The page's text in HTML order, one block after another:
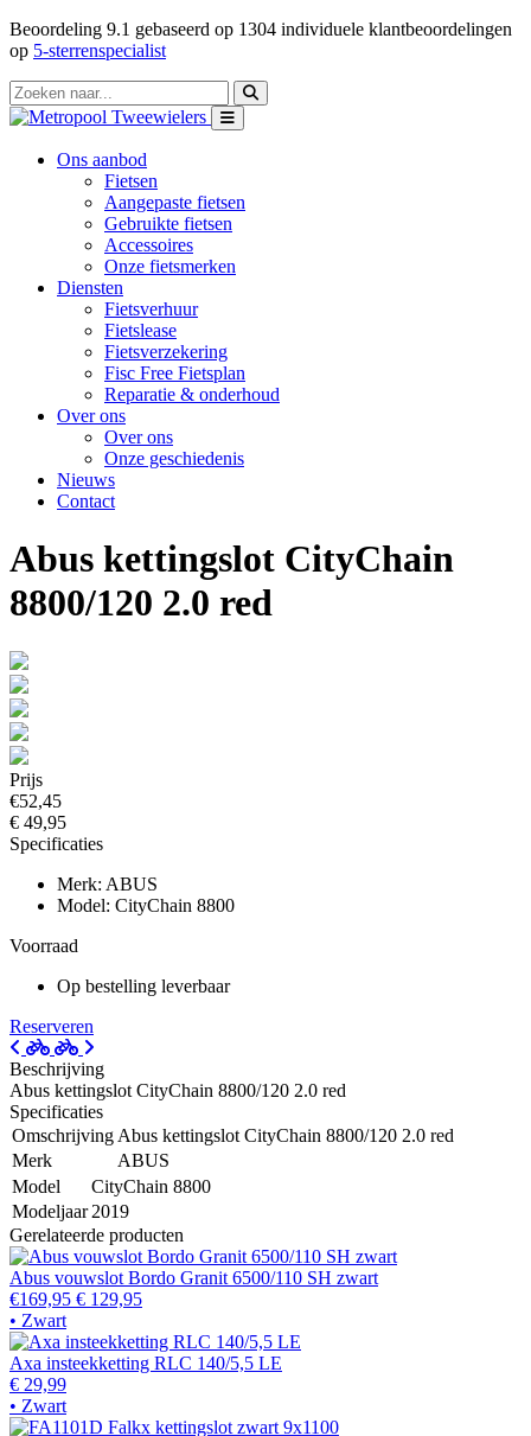
Beoordeling 9.1 gebaseerd op 1304 individuele klantbeoordelingen
op 5-sterrenspecialist
Ons aanbod
Fietsen
Aangepaste fietsen
Gebruikte fietsen
Accessoires
Onze fietsmerken
Diensten
Fietsverhuur
Fietslease
Fietsverzekering
Fisc Free Fietsplan
Reparatie & onderhoud
Over ons
Over ons
Onze geschiedenis
Nieuws
Contact
Abus kettingslot CityChain
8800/120 2.0 red
Prijs
€52,45
€ 49,95
Specificaties
Merk: ABUS
Model: CityChain 8800
Voorraad
Op bestelling leverbaar
Reserveren
Beschrijving
Abus kettingslot CityChain 8800/120 2.0 red
Specificaties
Omschrijving Abus kettingslot CityChain 8800/120 2.0 red
Merk
ABUS
Model
CityChain 8800
Modeljaar 2019
Gerelateerde producten
Abus vouwslot Bordo Granit 6500/110 SH zwart
€169,95 € 129,95
• Zwart
Axa insteekketting RLC 140/5,5 LE
€ 29,99
• Zwart